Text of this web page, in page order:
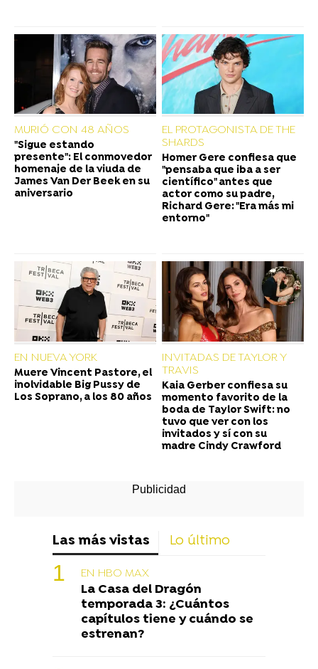
MURIÓ CON 48 AÑOS
"Sigue estando
presente": El conmovedor
homenaje de la viuda de
James Van Der Beek en su
aniversario
EL PROTAGONISTA DE THE
SHARDS
Homer Gere confiesa que
"pensaba que iba a ser
científico" antes que
actor como su padre,
Richard Gere: "Era más mi
entorno"
EN NUEVA YORK
Muere Vincent Pastore, el
inolvidable Big Pussy de
Los Soprano, a los 80 años
INVITADAS DE TAYLOR Y
TRAVIS
Kaia Gerber confiesa su
momento favorito de la
boda de Taylor Swift: no
tuvo que ver con los
invitados y sí con su
madre Cindy Crawford
Las más vistas Lo último
EN HBO MAX
La Casa del Dragón
temporada 3: ¿Cuántos
capítulos tiene y cuándo se
estrenan?